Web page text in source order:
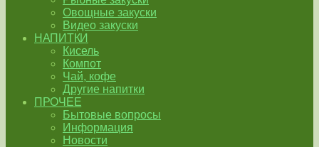
Овощные закуски
Видео закуски
НАПИТКИ
Кисель
Компот
Чай, кофе
Другие напитки
ПРОЧЕЕ
Бытовые вопросы
Информация
Новости